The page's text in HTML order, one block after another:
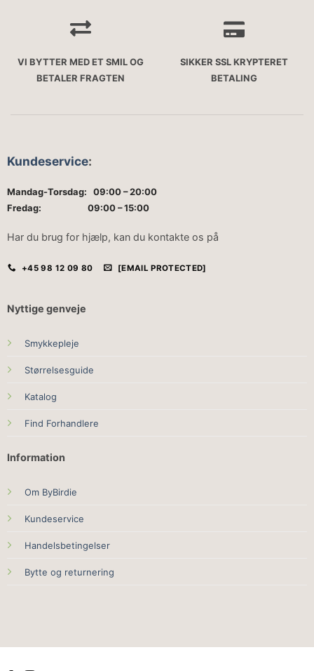
VI BYTTER MED ET SMIL OG
BETALER FRAGTEN
SIKKER SSL KRYPTERET
BETALING
Kundeservice:
Mandag-Torsdag: 09:00 – 20:00
Fredag: 09:00 – 15:00
Har du brug for hjælp, kan du kontakte os på
+45 98 12 09 80 [EMAIL PROTECTED]
Nyttige genveje
Smykkepleje
Størrelsesguide
Katalog
Find Forhandlere
Information
Om ByBirdie
Kundeservice
Handelsbetingelser
Bytte og returnering